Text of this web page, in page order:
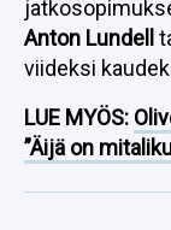
Anton Lundell
viideksi
LUE MYÖS:
”Äijä on